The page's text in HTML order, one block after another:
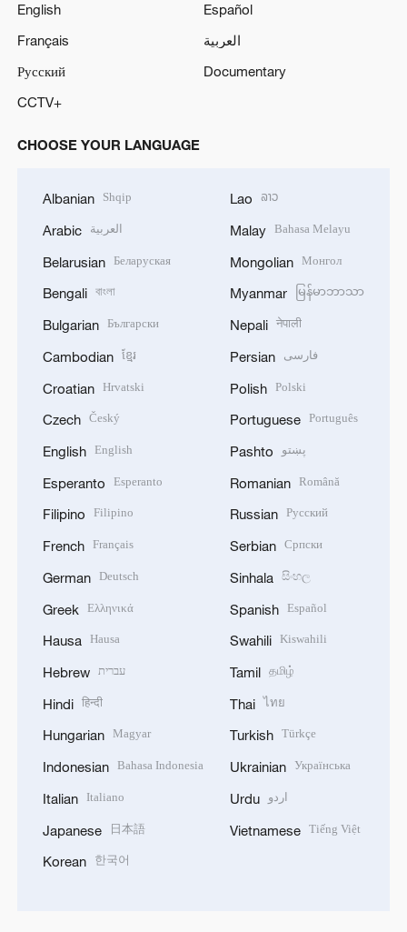
English
Español
Français
العربية
Русский
Documentary
CCTV+
CHOOSE YOUR LANGUAGE
Albanian Shqip
Arabic العربية
Belarusian Беларуская
Bengali বাংলা
Bulgarian Български
Cambodian ខ្មែរ
Croatian Hrvatski
Czech Český
English English
Esperanto Esperanto
Filipino Filipino
French Français
German Deutsch
Greek Ελληνικά
Hausa Hausa
Hebrew עברית
Hindi हिन्दी
Hungarian Magyar
Indonesian Bahasa Indonesia
Italian Italiano
Japanese 日本語
Korean 한국어
Lao ລາວ
Malay Bahasa Melayu
Mongolian Монгол
Myanmar မြန်မာဘာသာ
Nepali नेपाली
Persian فارسی
Polish Polski
Portuguese Português
Pashto پښتو
Romanian Română
Russian Русский
Serbian Српски
Sinhala සිංහල
Spanish Español
Swahili Kiswahili
Tamil தமிழ்
Thai ไทย
Turkish Türkçe
Ukrainian Українська
Urdu اردو
Vietnamese Tiếng Việt